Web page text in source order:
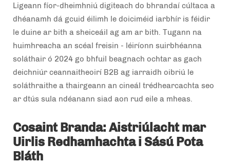
Ligeann fíor-dheimhniú digiteach do bhrandaí cúltaca a
dhéanamh dá gcuid éilimh le doiciméid iarbhír is féidir
le duine ar bith a sheiceáil ag am ar bith. Tugann na
huimhreacha an scéal freisin - léiríonn suirbhéanna
soláthair ó 2024 go bhfuil beagnach ochtar as gach
deichniúr ceannaitheoirí B2B ag iarraidh oibriú le
soláthraithe a thairgeann an cineál trédhearcachta seo
ar dtús sula ndéanann siad aon rud eile a mheas.
Cosaint Branda: Aistriúlacht mar
Uirlis Redhamhachta i Sású Pota
Bláth